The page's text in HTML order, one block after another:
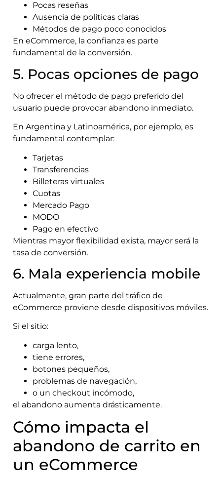
Pocas reseñas
Ausencia de políticas claras
Métodos de pago poco conocidos
En eCommerce, la confianza es parte
fundamental de la conversión.
5. Pocas opciones de pago
No ofrecer el método de pago preferido del
usuario puede provocar abandono inmediato.
En Argentina y Latinoamérica, por ejemplo, es
fundamental contemplar:
Tarjetas
Transferencias
Billeteras virtuales
Cuotas
Mercado Pago
MODO
Pago en efectivo
Mientras mayor flexibilidad exista, mayor será la
tasa de conversión.
6. Mala experiencia mobile
Actualmente, gran parte del tráfico de
eCommerce proviene desde dispositivos móviles.
Si el sitio:
carga lento,
tiene errores,
botones pequeños,
problemas de navegación,
o un checkout incómodo,
el abandono aumenta drásticamente.
Cómo impacta el
abandono de carrito en
un eCommerce